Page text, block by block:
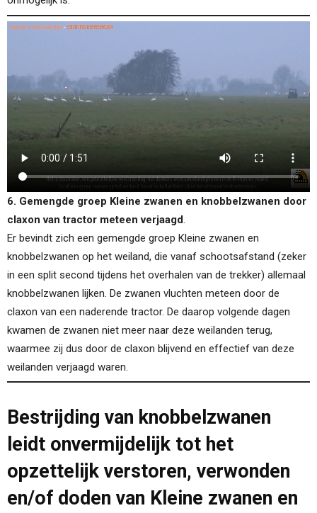
6. Gemengde groep Kleine zwanen en knobbelzwanen door
claxon van tractor meteen verjaagd.
Er bevindt zich een gemengde groep Kleine zwanen en
knobbelzwanen op het weiland, die vanaf schootsafstand (zeker
in een split second tijdens het overhalen van de trekker) allemaal
knobbelzwanen lijken. De zwanen vluchten meteen door de
claxon van een naderende tractor. De daarop volgende dagen
kwamen de zwanen niet meer naar deze weilanden terug,
waarmee zij dus door de claxon blijvend en effectief van deze
weilanden verjaagd waren.
Bestrijding van knobbelzwanen
leidt onvermijdelijk tot het
opzettelijk verstoren, verwonden
en/of doden van Kleine zwanen en